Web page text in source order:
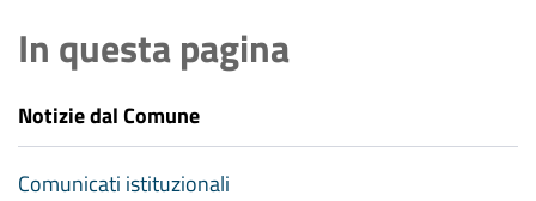
In questa pagina
Notizie dal Comune
Comunicati istituzionali